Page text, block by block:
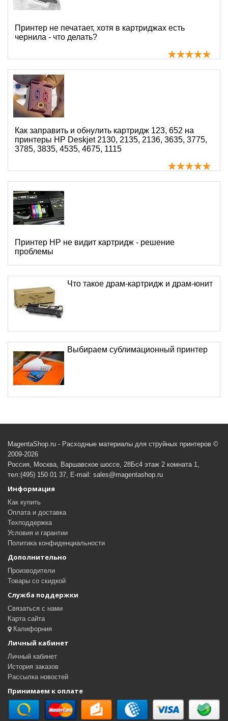
Принтер не печатает, хотя в картриджах есть
чернила - что делать?
Как заправить и обнулить картридж 123, 652 на
принтеры HP Deskjet 2130, 2135, 2136, 3635, 3775,
3785, 3835, 4535, 4675, 1115
Принтер HP не видит картридж - решение
проблемы
Что такое драм-картридж и драм-юнит
Выбираем сублимационный принтер
MagentaShop.ru - Расходные материалы для струйных принтеров ©
2009-2026
Россия, Москва, Варшавское шоссе, 28Бс4 этаж 2 комната 1,
тел:(495) 150 01 37, E-mail: sales@magentashop.ru
Информация
Как купить
Оплата и доставка
Техподдержка
Условия и гарантии
Политика конфиденциальности
Дополнительно
Производители
Товары со скидкой
Служба поддержки
Связаться с нами
Карта сайта
Калифорния
Личный кабинет
Личный кабинет
История заказов
Рассылка новостей
Принимаем к оплате